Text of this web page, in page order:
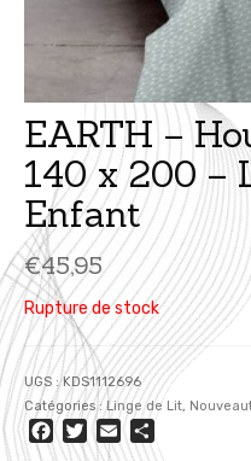
EARTH –
140 x 200 –
Enfant
€45,95
Rupture de stock
UGS :KDS1112696
Catégories :Linge de Lit,
Facebook
Twitter
EmailPartager